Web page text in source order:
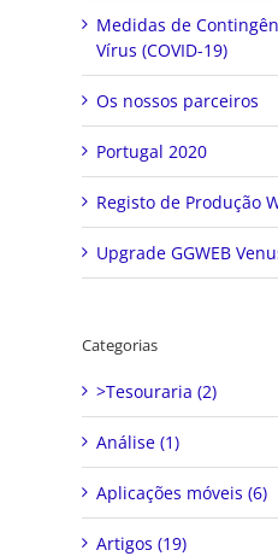
Medidas de
Vírus (COVID-19)
Os nossos parceiros
Portugal 2020
Registo de Produção
Upgrade GGWEB
Categorias
>Tesouraria (2)
Análise (1)
Aplicações móveis (6)
Artigos (19)